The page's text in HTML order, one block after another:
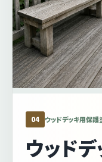
04 ウッドデッキ用保
ウッド